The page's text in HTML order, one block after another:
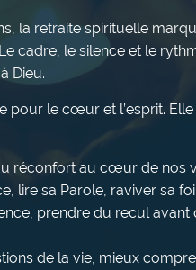
la retraite spirituelle
cadre, le silence et le
Dieu.
pour le cœur et l’esprit.
réconfort au cœur de nos
lire sa Parole, raviver sa
prendre du recul avant
de la vie, mieux